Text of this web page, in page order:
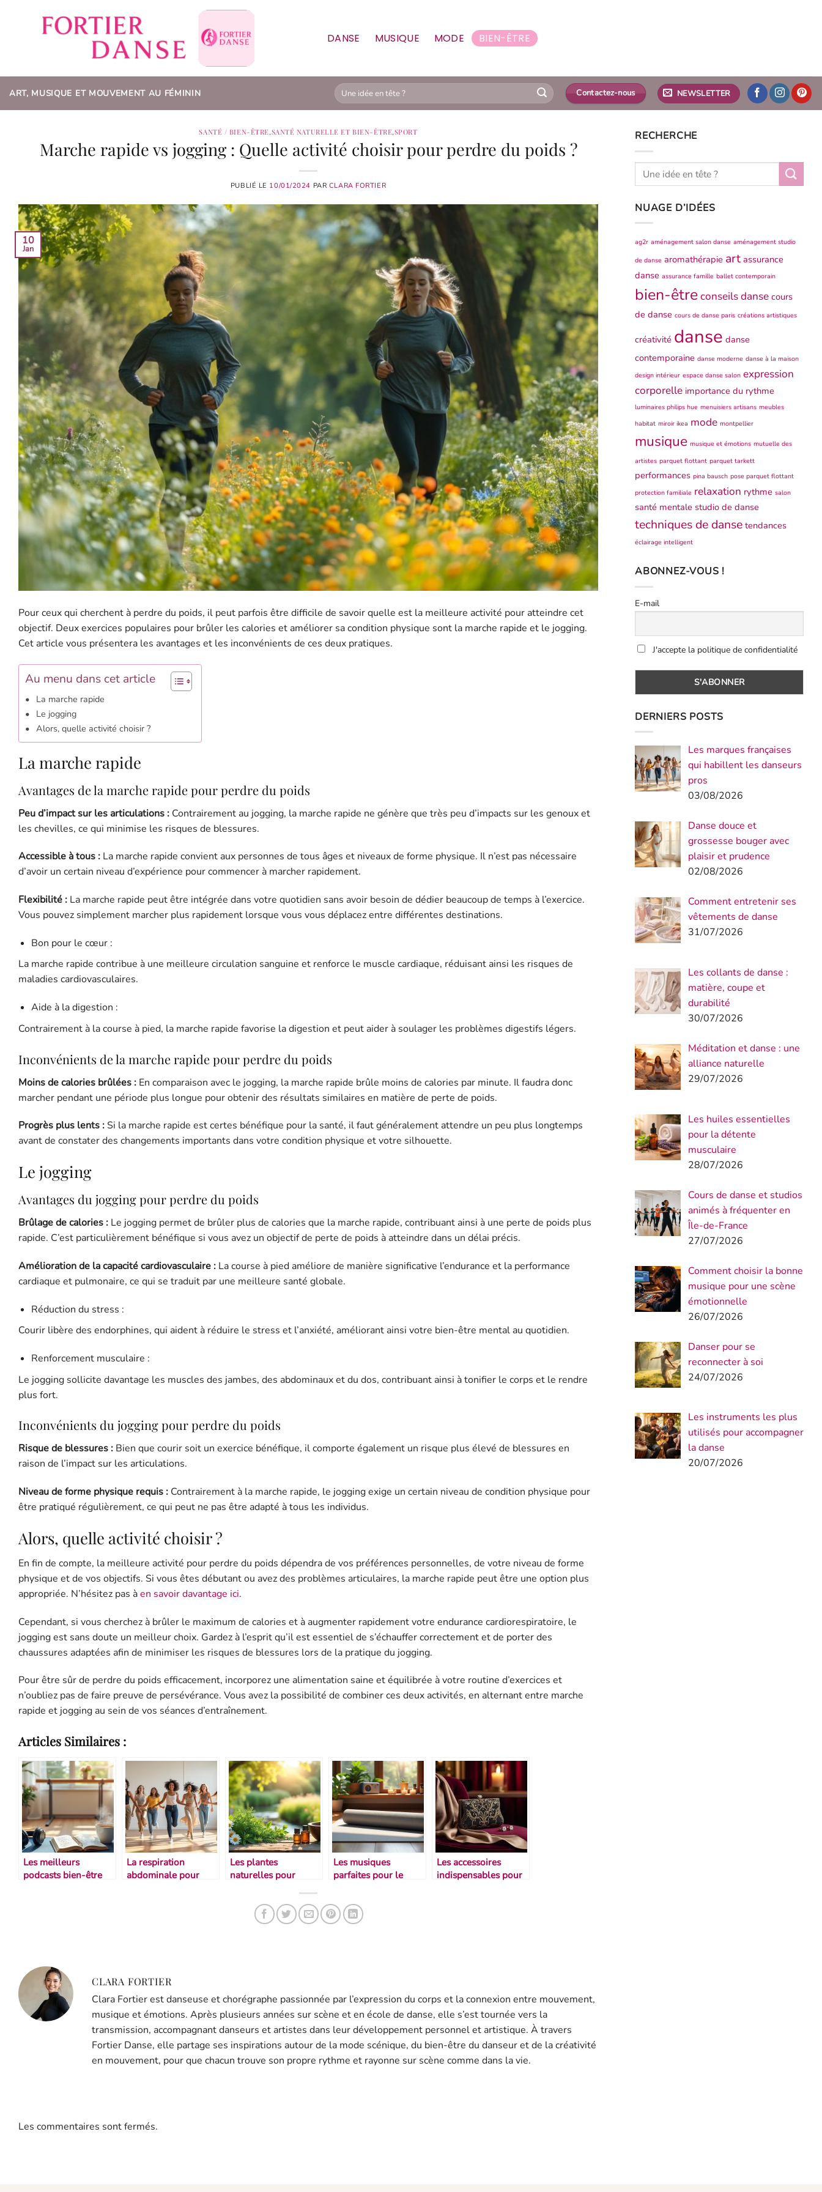
DANSE MUSIQUE MODE BIEN-ÊTRE
ART, MUSIQUE ET MOUVEMENT AU FÉMININ Contactez-nous NEWSLETTER
SANTÉ / BIEN-ÊTRE,SANTÉ NATURELLE ET BIEN-ÊTRE,SPORT
Marche rapide vs jogging : Quelle activité choisir pour perdre du poids ?
PUBLIÉ LE 10/01/2024 PAR CLARA FORTIER
10
Jan
Pour ceux qui cherchent à perdre du poids, il peut parfois être difficile de savoir quelle est la meilleure activité pour atteindre cet
objectif. Deux exercices populaires pour brûler les calories et améliorer sa condition physique sont la marche rapide et le jogging.
Cet article vous présentera les avantages et les inconvénients de ces deux pratiques.
Au menu dans cet article
La marche rapide
Le jogging
Alors, quelle activité choisir ?
La marche rapide
Avantages de la marche rapide pour perdre du poids
Peu d’impact sur les articulations : Contrairement au jogging, la marche rapide ne génère que très peu d’impacts sur les genoux et
les chevilles, ce qui minimise les risques de blessures.
Accessible à tous : La marche rapide convient aux personnes de tous âges et niveaux de forme physique. Il n’est pas nécessaire
d’avoir un certain niveau d’expérience pour commencer à marcher rapidement.
Flexibilité : La marche rapide peut être intégrée dans votre quotidien sans avoir besoin de dédier beaucoup de temps à l’exercice.
Vous pouvez simplement marcher plus rapidement lorsque vous vous déplacez entre différentes destinations.
Bon pour le cœur :
La marche rapide contribue à une meilleure circulation sanguine et renforce le muscle cardiaque, réduisant ainsi les risques de
maladies cardiovasculaires.
Aide à la digestion :
Contrairement à la course à pied, la marche rapide favorise la digestion et peut aider à soulager les problèmes digestifs légers.
Inconvénients de la marche rapide pour perdre du poids
Moins de calories brûlées : En comparaison avec le jogging, la marche rapide brûle moins de calories par minute. Il faudra donc
marcher pendant une période plus longue pour obtenir des résultats similaires en matière de perte de poids.
Progrès plus lents :Si la marche rapide est certes bénéfique pour la santé, il faut généralement attendre un peu plus longtemps
avant de constater des changements importants dans votre condition physique et votre silhouette.
Le jogging
Avantages du jogging pour perdre du poids
Brûlage de calories : Le jogging permet de brûler plus de calories que la marche rapide, contribuant ainsi à une perte de poids plus
rapide. C’est particulièrement bénéfique si vous avez un objectif de perte de poids à atteindre dans un délai précis.
Amélioration de la capacité cardiovasculaire : La course à pied améliore de manière significative l’endurance et la performance
cardiaque et pulmonaire, ce qui se traduit par une meilleure santé globale.
Réduction du stress :
Courir libère des endorphines, qui aident à réduire le stress et l’anxiété, améliorant ainsi votre bien-être mental au quotidien.
Renforcement musculaire :
Le jogging sollicite davantage les muscles des jambes, des abdominaux et du dos, contribuant ainsi à tonifier le corps et le rendre
plus fort.
Inconvénients du jogging pour perdre du poids
Risque de blessures : Bien que courir soit un exercice bénéfique, il comporte également un risque plus élevé de blessures en
raison de l’impact sur les articulations.
Niveau de forme physique requis : Contrairement à la marche rapide, le jogging exige un certain niveau de condition physique pour
être pratiqué régulièrement, ce qui peut ne pas être adapté à tous les individus.
Alors, quelle activité choisir ?
En fin de compte, la meilleure activité pour perdre du poids dépendra de vos préférences personnelles, de votre niveau de forme
physique et de vos objectifs. Si vous êtes débutant ou avez des problèmes articulaires, la marche rapide peut être une option plus
appropriée. N’hésitez pas àen savoir davantage ici.
Cependant, si vous cherchez à brûler le maximum de calories et à augmenter rapidement votre endurance cardiorespiratoire, le
jogging est sans doute un meilleur choix. Gardez à l’esprit qu’il est essentiel de s’échauffer correctement et de porter des
chaussures adaptées afin de minimiser les risques de blessures lors de la pratique du jogging.
Pour être sûr de perdre du poids efficacement, incorporez une alimentation saine et équilibrée à votre routine d’exercices et
n’oubliez pas de faire preuve de persévérance. Vous avez la possibilité de combiner ces deux activités, en alternant entre marche
rapide et jogging au sein de vos séances d’entraînement.
Articles Similaires :
Les meilleurs
podcasts bien-être
La respiration
abdominale pour
Les plantes
naturelles pour
Les musiques
parfaites pour le
Les accessoires
indispensables pour
CLARA FORTIER
Clara Fortier est danseuse et chorégraphe passionnée par l’expression du corps et la connexion entre mouvement,
musique et émotions. Après plusieurs années sur scène et en école de danse, elle s’est tournée vers la
transmission, accompagnant danseurs et artistes dans leur développement personnel et artistique. À travers
Fortier Danse, elle partage ses inspirations autour de la mode scénique, du bien-être du danseur et de la créativité
en mouvement, pour que chacun trouve son propre rythme et rayonne sur scène comme dans la vie.
Les commentaires sont fermés.
RECHERCHE
NUAGE D’IDÉES
ag2r aménagement salon danse aménagement studio
de danse aromathérapie art assurance
danse assurance famille ballet contemporain
bien-êtreconseils danse cours
de danse cours de danse paris créations artistiques
créativité danse danse
contemporaine danse moderne danse à la maison
design intérieur espace danse salon expression
corporelle importance du rythme
luminaires philips hue menuisiers artisans meubles
habitat miroir ikea mode montpellier
musique musique et émotions mutuelle des
artistes parquet flottant parquet tarkett
performances pina bausch pose parquet flottant
protection familiale relaxation rythme salon
santé mentale studio de danse
techniques de danse tendances
éclairage intelligent
ABONNEZ-VOUS !
E-mail
J'accepte la politique de confidentialité
DERNIERS POSTS
Les marques françaises
qui habillent les danseurs
pros
03/08/2026
Danse douce et
grossesse bouger avec
plaisir et prudence
02/08/2026
Comment entretenir ses
vêtements de danse
31/07/2026
Les collants de danse :
matière, coupe et
durabilité
30/07/2026
Méditation et danse : une
alliance naturelle
29/07/2026
Les huiles essentielles
pour la détente
musculaire
28/07/2026
Cours de danse et studios
animés à fréquenter en
Île-de-France
27/07/2026
Comment choisir la bonne
musique pour une scène
émotionnelle
26/07/2026
Danser pour se
reconnecter à soi
24/07/2026
Les instruments les plus
utilisés pour accompagner
la danse
20/07/2026